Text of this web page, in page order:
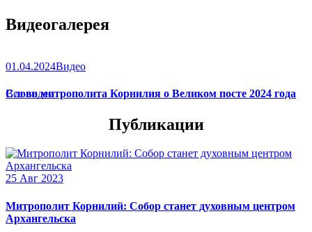
Видеогалерея
01.04.2024Видео
Слово митрополита Корнилия о Великом посте 2024 года
Все видео
Публикации
25 Авг 2023
Митрополит Корнилий: Собор станет духовным центром
Архангельска